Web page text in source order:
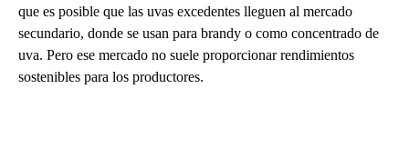
que es posible que las uvas excedentes lleguen al mercado
secundario, donde se usan para brandy o como concentrado de
uva. Pero ese mercado no suele proporcionar rendimientos
sostenibles para los productores.